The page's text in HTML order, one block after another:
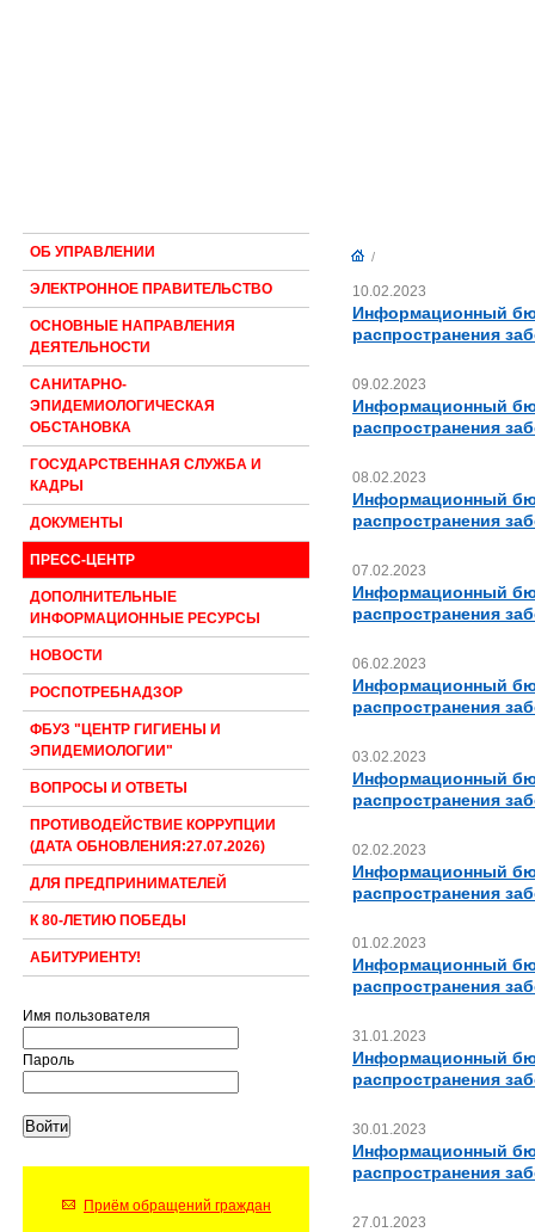
ОБ УПРАВЛЕНИИ
ЭЛЕКТРОННОЕ ПРАВИТЕЛЬСТВО
ОСНОВНЫЕ НАПРАВЛЕНИЯ
ДЕЯТЕЛЬНОСТИ
САНИТАРНО-
ЭПИДЕМИОЛОГИЧЕСКАЯ
ОБСТАНОВКА
ГОСУДАРСТВЕННАЯ СЛУЖБА И
КАДРЫ
ДОКУМЕНТЫ
ПРЕСС-ЦЕНТР
ДОПОЛНИТЕЛЬНЫЕ
ИНФОРМАЦИОННЫЕ РЕСУРСЫ
НОВОСТИ
РОСПОТРЕБНАДЗОР
ФБУЗ "ЦЕНТР ГИГИЕНЫ И
ЭПИДЕМИОЛОГИИ"
ВОПРОСЫ И ОТВЕТЫ
ПРОТИВОДЕЙСТВИЕ КОРРУПЦИИ
(ДАТА ОБНОВЛЕНИЯ:27.07.2026)
ДЛЯ ПРЕДПРИНИМАТЕЛЕЙ
К 80-ЛЕТИЮ ПОБЕДЫ
АБИТУРИЕНТУ!
Имя пользователя
Пароль
Приём обращений граждан
/
10.02.2023
Информационный
распространения
09.02.2023
Информационный
распространения
08.02.2023
Информационный
распространения
07.02.2023
Информационный
распространения
06.02.2023
Информационный
распространения
03.02.2023
Информационный
распространения
02.02.2023
Информационный
распространения
01.02.2023
Информационный
распространения
31.01.2023
Информационный
распространения
30.01.2023
Информационный
распространения
27.01.2023